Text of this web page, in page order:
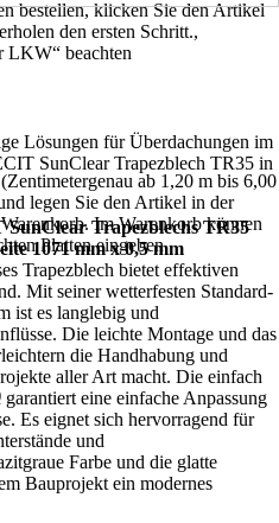
bestellen, klicken Sie den Artikel
den ersten Schritt.,
LKW“ beachten
ab 1,20 m bis 6,00
legen Sie den Artikel in der
Im Warenkorb können
Platten eingeben.
Lösungen für Überdachungen im
SunClear Trapezblech TR35 in
Trapezblechs TR35
1071 mm x 0,5 mm
Trapezblech bietet effektiven
Mit seiner wetterfesten Standard-
ist es langlebig und
Die leichte Montage und das
die Handhabung und
aller Art macht. Die einfach
eine einfache Anpassung
Es eignet sich hervorragend für
und
Farbe und die glatte
Bauprojekt ein modernes